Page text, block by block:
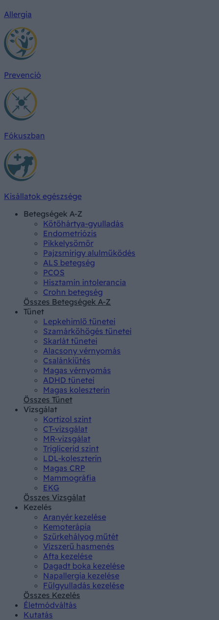
Allergia
Prevenció
Fókuszban
Kisállatok egészsége
Betegségek A-Z
Kötőhártya-gyulladás
Endometriózis
Pikkelysömör
Pajzsmirigy alulműködés
ALS betegség
PCOS
Hisztamin intolerancia
Crohn betegség
Összes Betegségek A-Z
Tünet
Lepkehimlő tünetei
Szamárköhögés tünetei
Skarlát tünetei
Alacsony vérnyomás
Csalánkiütés
Magas vérnyomás
ADHD tünetei
Magas koleszterin
Összes Tünet
Vizsgálat
Kortizol szint
CT-vizsgálat
MR-vizsgálat
Triglicerid szint
LDL-koleszterin
Magas CRP
Mammográfia
EKG
Összes Vizsgálat
Kezelés
Aranyér kezelése
Kemoterápia
Szürkehályog műtét
Vízszerű hasmenés
Afta kezelése
Dagadt boka kezelése
Napallergia kezelése
Fülgyulladás kezelése
Összes Kezelés
Életmódváltás
Kutatás